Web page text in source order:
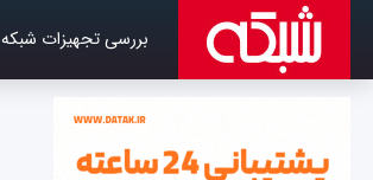
بررسی تجهیزات شبکه